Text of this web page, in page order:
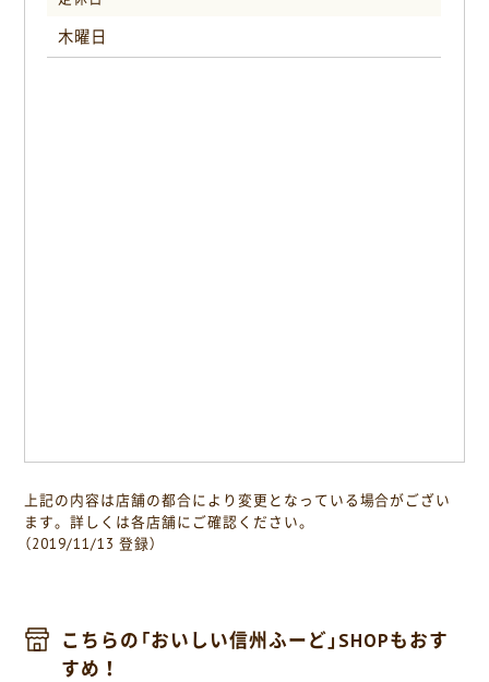
木曜日
上記の内容は店舗の都合により変更となっている場合がござい
ます。詳しくは各店舗にご確認ください。
（2019/11/13 登録）
こちらの「おいしい信州ふーど」SHOPもおす
すめ！